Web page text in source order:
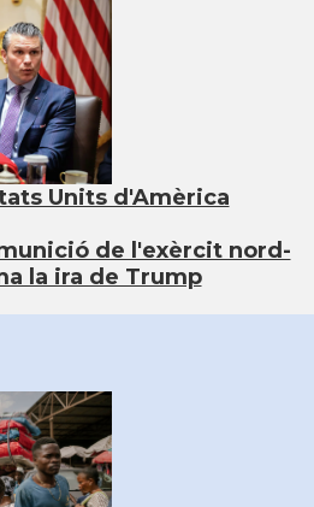
Units d'Amèrica
de l'exèrcit nord-
la ira de Trump